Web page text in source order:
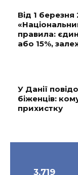
Від 1
правила:
або 15%,
У Данії
біженців:
прихистку
3,719